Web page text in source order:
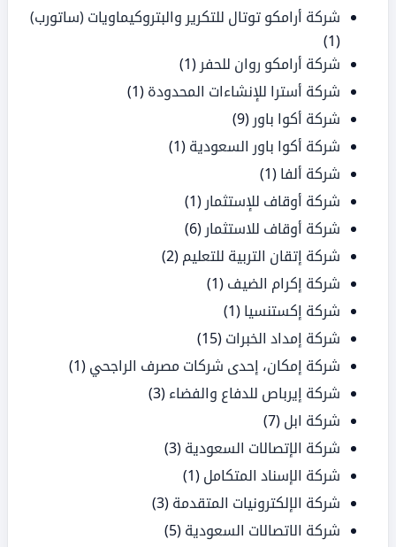
شركة أرامكو توتال للتكرير والبتروكيماويات (ساتورب)
(1)
شركة أرامكو روان للحفر (1)
شركة أسترا للإنشاءات المحدودة (1)
شركة أكوا باور (9)
شركة أكوا باور السعودية (1)
شركة ألفا (1)
شركة أوقاف للإستثمار (1)
شركة أوقاف للاستثمار (6)
شركة إتقان التربية للتعليم (2)
شركة إكرام الضيف (1)
شركة إكستنسيا (1)
شركة إمداد الخبرات (15)
شركة إمكان، إحدى شركات مصرف الراجحي (1)
شركة إيرباص للدفاع والفضاء (3)
شركة ابل (7)
شركة الإتصالات السعودية (3)
شركة الإسناد المتكامل (1)
شركة الإلكترونيات المتقدمة (3)
شركة الاتصالات السعودية (5)